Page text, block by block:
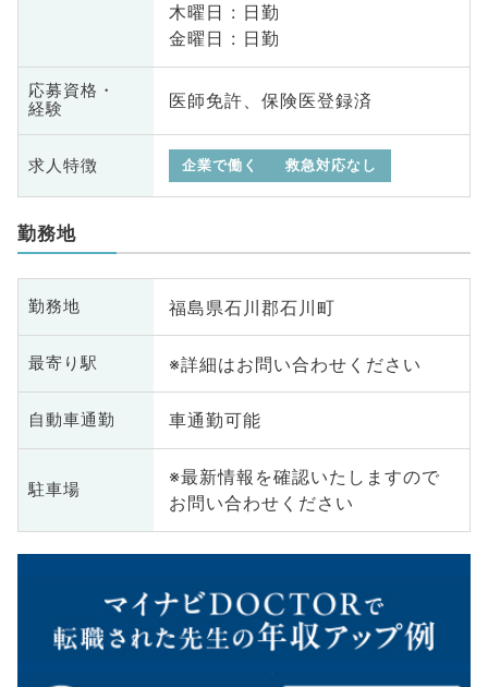
木曜日 : 日勤
金曜日 : 日勤
応募資格・
経験
医師免許、保険医登録済
求人特徴 企業で働く 救急対応なし
勤務地
勤務地 福島県石川郡石川町
最寄り駅 ※詳細はお問い合わせください
自動車通勤 車通勤可能
駐車場
※最新情報を確認いたしますので
お問い合わせください